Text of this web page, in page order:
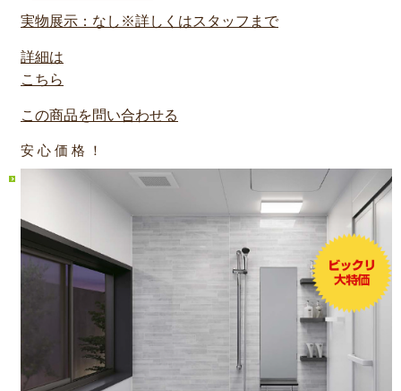
実物展示：なし※詳しくはスタッフまで
詳細は
こちら
この商品を問い合わせる
安 心 価 格 ！